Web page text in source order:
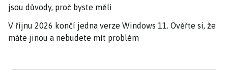
jsou důvody, proč byste měli
V říjnu 2026 končí jedna verze Windows 11. Ověřte si, že
máte jinou a nebudete mít problém